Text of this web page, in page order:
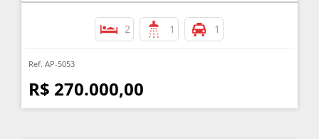
2 1 1
Ref. AP-5053
R$ 270.000,00